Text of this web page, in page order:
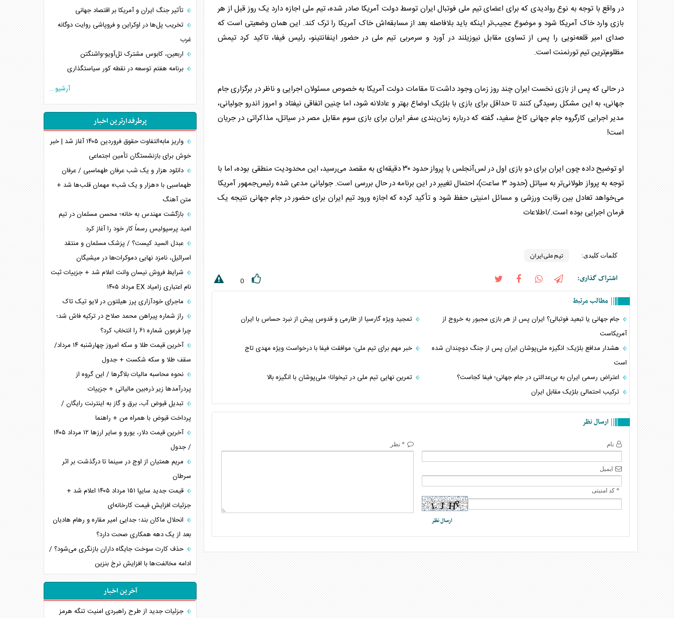
در واقع با توجه به نوع روادیدی که برای اعضای تیم ملی فوتبال ایران توسط دولت آمریکا صادر شده، تیم ملی اجازه دارد یک روز قبل از هر
بازی وارد خاک آمریکا شود و موضوع عجیب‌تر اینکه باید بلافاصله بعد از مسابقه‌اش خاک آمریکا را ترک کند. این همان وضعیتی است که
صدای امیر قلعه‌نویی را پس از تساوی مقابل نیوزیلند در آورد و سرمربی تیم ملی در حضور اینفانتینو، رئیس فیفا، تاکید کرد تیمش
مظلوم‌ترین تیم تورنمنت است.
در حالی که پس از بازی نخست ایران چند روز زمان وجود داشت تا مقامات دولت آمریکا به خصوص مسئولان اجرایی و ناظر در برگزاری جام
جهانی، به این مشکل رسیدگی کنند تا حداقل برای بازی با بلژیک اوضاع بهتر و عادلانه شود، اما چنین اتفاقی نیفتاد و امروز اندرو جولیانی،
مدیر اجرایی کارگروه جام جهانی کاخ سفید، گفته که درباره زمان‌بندی سفر ایران برای بازی سوم مقابل مصر در سیاتل، مذاکراتی در جریان
است!
او توضیح داده چون ایران برای دو بازی اول در لس‌آنجلس با پرواز حدود ۳۰ دقیقه‌ای به مقصد می‌رسید، این محدودیت منطقی بوده، اما با
توجه به پرواز طولانی‌تر به سیاتل (حدود ۳ ساعت)، احتمال تغییر در این برنامه در حال بررسی است. جولیانی مدعی شده رئیس‌جمهور آمریکا
می‌خواهد تعادل بین رقابت ورزشی و مسائل امنیتی حفظ شود و تأکید کرده که اجازه ورود تیم ایران برای حضور در جام جهانی نتیجه یک
فرمان اجرایی بوده است./اطلاعات
کلمات کلیدی: تیم ملی ایران
اشتراک گذاری: 0
مطالب مرتبط
جام جهانی یا تبعید فوتبالی؟ ایران پس از هر بازی مجبور به خروج از
آمریکاست
تمجید ویژه گارسیا از طارمی و قدوس پیش از نبرد حساس با ایران
هشدار مدافع بلژیک: انگیزه ملی‌پوشان ایران پس از جنگ دوچندان شده
است
خبر مهم برای تیم ملی؛ موافقت فیفا با درخواست ویژه مهدی تاج
اعتراض رسمی ایران به بی‌عدالتی در جام جهانی؛ فیفا کجاست؟
تمرین نهایی تیم ملی در تیخوانا؛ ملی‌پوشان با انگیزه بالا
ترکیب احتمالی بلژیک مقابل ایران
ارسال نظر
نام
ایمیل
* کد امنیتی
* نظر
تأثیر جنگ ایران و آمریکا بر اقتصاد جهانی
تخریب پل‌ها در اوکراین و فروپاشی روایت دوگانه
غرب
اربعین، کابوس مشترک تل‌آویو-واشنگتن
برنامه هفتم توسعه در نقطه کور سیاستگذاری
کنوانسیون دریای خزر در راستای منافع ملی است؟
اهمیت راهبردی اردن برای آمریکا
پیام، ظرفیت بالفعل‌نشده تجارت ایران
همسویی عربستان با سنتکام علیه متحدان ایران
ترامپ و توهم خلع سلاح حماس
چرا کویت به دنبال شریک امنیتی جدید است؟
اعتراف غرب به قدرت ایران در تثبیت معادلات
خطای راهبردی ترامپ مقابل برزیل
متن و حاشیه سفر نتانیاهو به آمریکا
آرشیو...
پرطرفدارترین اخبار
واریز مابه‌التفاوت حقوق فروردین ۱۴۰۵ آغاز شد | خبر
خوش برای بازنشستگان تأمین اجتماعی
دانلود هزار و یک شب عرفان طهماسبی / عرفان
طهماسبی با «هزار و یک شب» مهمان قلب‌ها شد +
متن آهنگ
بازگشت مهندس به خانه؛ محسن مسلمان در تیم
امید پرسپولیس رسماً کار خود را آغاز کرد
عبدل السید کیست؟ / پزشک مسلمان و منتقد
اسرائیل، نامزد نهایی دموکرات‌ها در میشیگان
شرایط فروش نیسان وانت اعلام شد + جزییات ثبت
نام اعتباری زامیاد EX مرداد ۱۴۰۵
ماجرای خودآزاری پرز هیلتون در لایو تیک تاک
راز شماره پیراهن محمد صلاح در ترکیه فاش شد؛
چرا فرعون شماره ۶۱ را انتخاب کرد؟
آخرین قیمت طلا و سکه امروز چهارشنبه ۱۴ مرداد/
سقف طلا و سکه شکست + جدول
نحوه محاسبه مالیات بلاگر‌ها / این گروه از
پردرآمد‌ها زیر ذره‌بین مالیاتی + جزییات
تبدیل قبوض آب، برق و گاز به اینترنت رایگان /
پرداخت قبوض با همراه من + راهنما
آخرین قیمت دلار، یورو و سایر ارز‌ها ۱۲ مرداد ۱۴۰۵
/ جدول
مریم همتیان از اوج در سینما تا درگذشت بر اثر
سرطان
قیمت جدید سایپا ۱۵۱ مرداد ۱۴۰۵ اعلام شد +
جزئیات افزایش قیمت کارخانه‌ای
انحلال ماکان بند؛ جدایی امیر مقاره و رهام هادیان
بعد از یک دهه همکاری صحت دارد؟
حذف کارت سوخت جایگاه داران بازنگری می‌شود؟ /
ادامه مخالفت‌ها با افزایش نرخ بنزین
آخرین اخبار
جزئیات جدید از طرح راهبردی امنیت تنگه هرمز